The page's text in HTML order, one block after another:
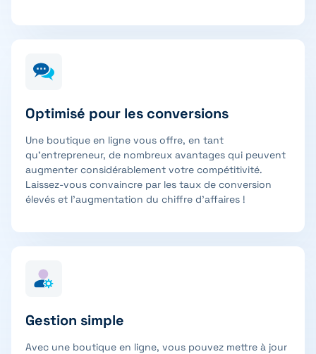
Optimisé pour les conversions
Une boutique en ligne vous offre, en tant
qu’entrepreneur, de nombreux avantages qui peuvent
augmenter considérablement votre compétitivité.
Laissez-vous convaincre par les taux de conversion
élevés et l’augmentation du chiffre d’affaires !
Gestion simple
Avec une boutique en ligne, vous pouvez mettre à jour